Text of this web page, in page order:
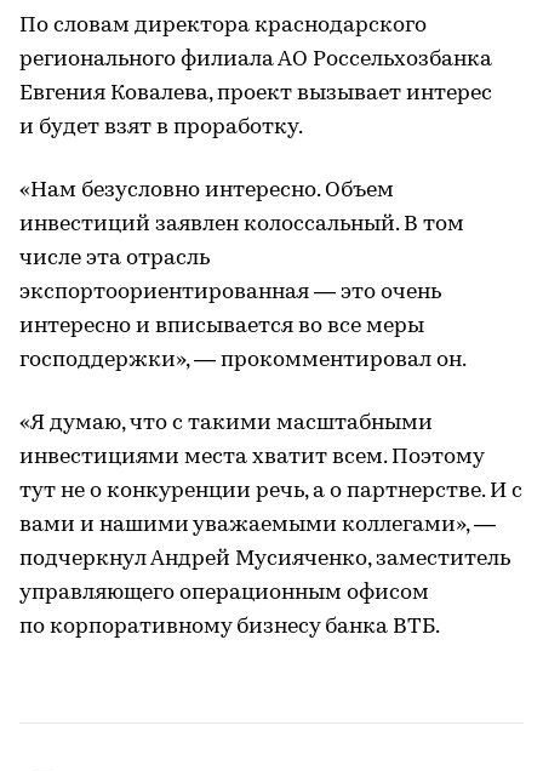
По словам директора краснодарского
регионального филиала АО Россельхозбанка
Евгения Ковалева, проект вызывает интерес
и будет взят в проработку.
«Нам безусловно интересно. Объем
инвестиций заявлен колоссальный. В том
числе эта отрасль
экспортоориентированная — это очень
интересно и вписывается во все меры
господдержки», — прокомментировал он.
«Я думаю, что с такими масштабными
инвестициями места хватит всем. Поэтому
тут не о конкуренции речь, а о партнерстве. И с
вами и нашими уважаемыми коллегами», —
подчеркнул Андрей Мусияченко, заместитель
управляющего операционным офисом
по корпоративному бизнесу банка ВТБ.